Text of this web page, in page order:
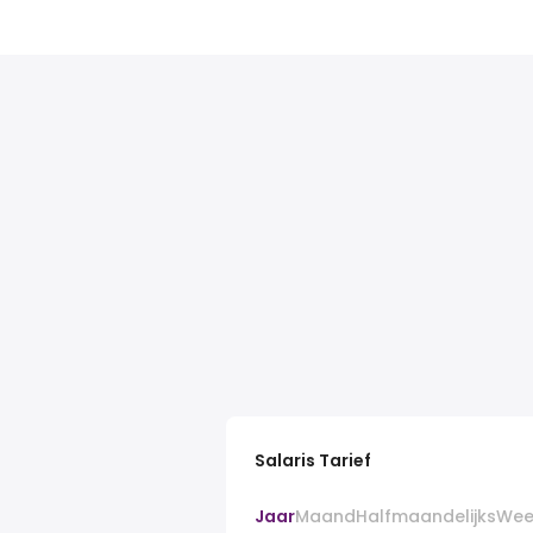
Salaris Tarief
JaarMaandHalfmaandelijks